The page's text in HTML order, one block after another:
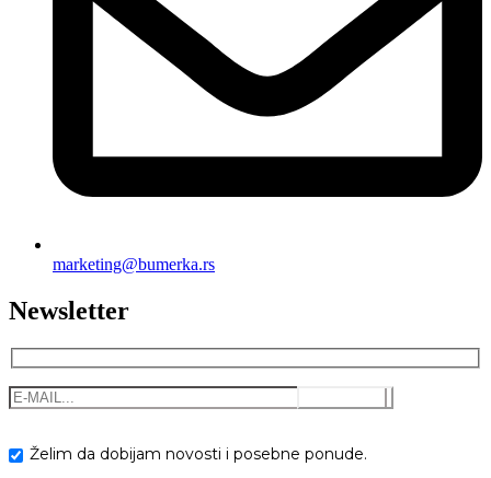
marketing@bumerka.rs
Newsletter
Želim da dobijam novosti i posebne ponude.